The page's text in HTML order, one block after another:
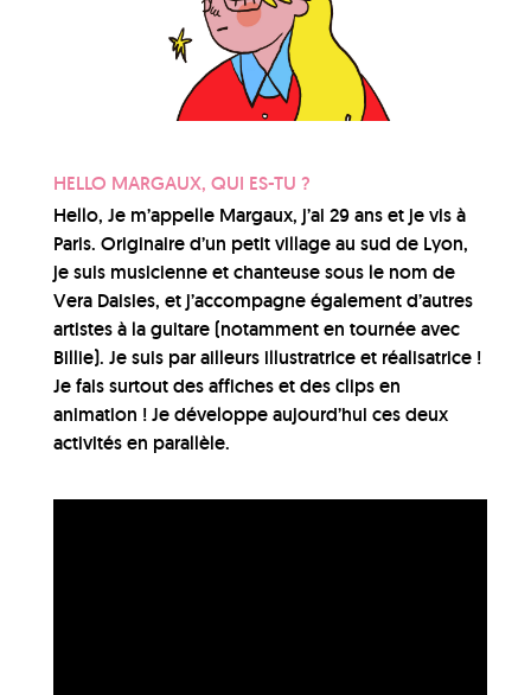
HELLO MARGAUX, QUI ES-TU ?
Hello, Je m’appelle Margaux, j’ai 29 ans et je vis à
Paris. Originaire d’un petit village au sud de Lyon,
je suis musicienne et chanteuse sous le nom de
Vera Daisies, et j’accompagne également d’autres
artistes à la guitare (notamment en tournée avec
Billie). Je suis par ailleurs illustratrice et réalisatrice !
Je fais surtout des affiches et des clips en
animation ! Je développe aujourd’hui ces deux
activités en parallèle.